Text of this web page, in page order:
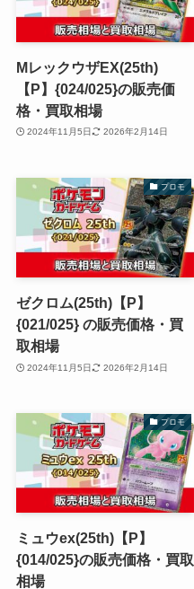
MレックウザEX(25th)
【P】{024/025}の販売価
格・買取相場
2024年11月5日 2026年2月14日
プロモ
ゼクロム(25th)【P】
{021/025} の販売価格・買
取相場
2024年11月5日 2026年2月14日
プロモ
ミュウex(25th)【P】
{014/025}の販売価格・買取
相場